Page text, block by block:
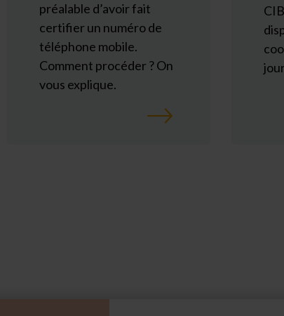
préalable d’avoir fait
certifier un numéro de
téléphone mobile.
Comment procéder ? On
vous explique.